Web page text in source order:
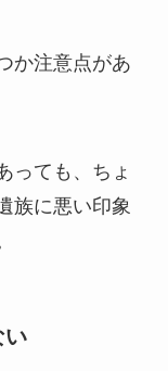
か注意点があ
っても、ちょ
族に悪い印象
い